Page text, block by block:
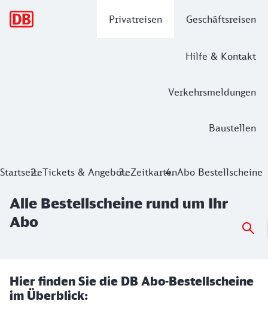
Privatreisen Geschäftsreisen
Hilfe & Kontakt
Verkehrsmeldungen
Baustellen
Alle Bestellscheine rund um Ihr Abo
StartseiteTickets & AngeboteZeitkartenAbo Bestellscheine
Alle Bestellscheine rund um Ihr
Abo
Hier finden Sie die DB Abo-Bestellscheine
im Überblick: